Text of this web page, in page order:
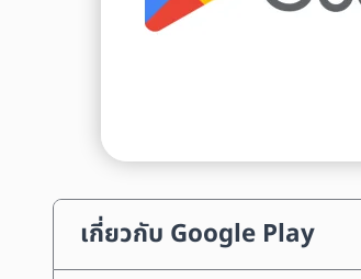
เกี่ยวกับ Google Play